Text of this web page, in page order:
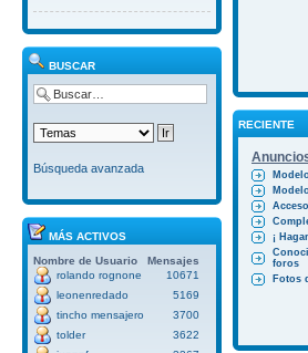
BUSCAR
Búsqueda avanzada
MÁS ACTIVOS
Nombre de Usuario
Mensajes
rolando rognone
10671
leonenredado
5169
tincho mensajero
3700
tolder
3622
RECIENTE
¡
foros
Fotos